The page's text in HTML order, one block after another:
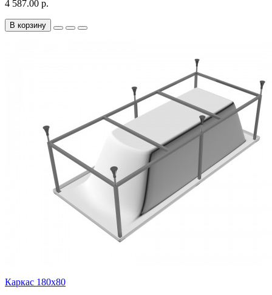
4 587.00 р.
В корзину
Каркас 180х80